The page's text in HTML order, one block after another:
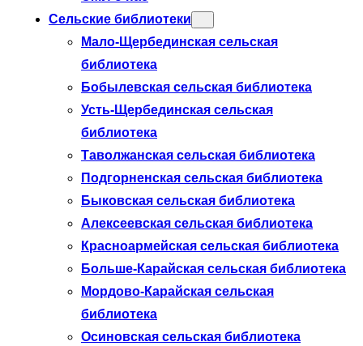
Сельские библиотеки
Мало-Щербединская сельская
библиотека
Бобылевская сельская библиотека
Усть-Щербединская сельская
библиотека
Таволжанская сельская библиотека
Подгорненская сельская библиотека
Быковская сельская библиотека
Алексеевская сельская библиотека
Красноармейская сельская библиотека
Больше-Карайская сельская библиотека
Мордово-Карайская сельская
библиотека
Осиновская сельская библиотека